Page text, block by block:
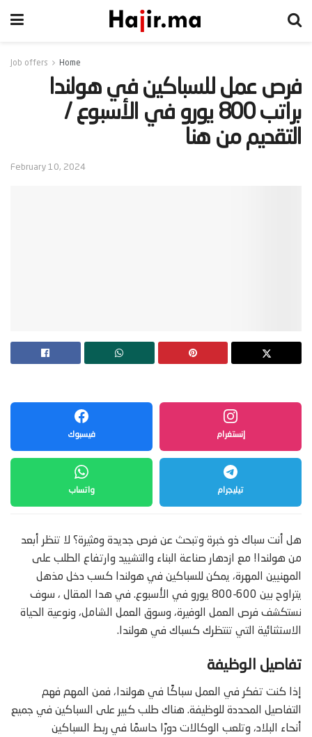
Home
Job offers
‫فرص عمل للسباكين في هولندا
براتب 800 يورو في الأسبوع /
التقديم من هنا‬
February 10, 2024
فيسبوك إنستغرام
واتساب تيليجرام
هل أنت سباك ذو خبرة وتبحث عن فرص جديدة ومثيرة؟ لا تنظر أبعد
من هولندا! مع ازدهار صناعة البناء والتشييد وارتفاع الطلب على
المهنيين المهرة، يمكن للسباكين في هولندا كسب دخل مذهل
يتراوح بين 600-800 يورو في الأسبوع. في هدا المقال ، سوف
نستكشف فرص العمل الوفيرة، وسوق العمل الشامل، ونوعية الحياة
الاستثنائية التي تنتظرك كسباك في هولندا.
تفاصيل الوظيفة
إذا كنت تفكر في العمل سباكًا في هولندا، فمن المهم فهم
التفاصيل المحددة للوظيفة. هناك طلب كبير على السباكين في جميع
أنحاء البلاد، وتلعب الوكالات دورًا حاسمًا في ربط السباكين